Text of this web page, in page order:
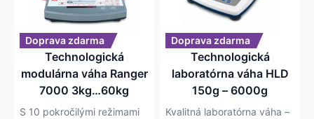
Doprava zdarma
Technologická
modulárna váha Ranger
7000 3kg…60kg
S 10 pokročilými režimami
Možnosti
môžete
vybrať
stránke
produktu.
Doprava zdarma
Technologická
laboratórna váha HLD
150g – 6000g
Kvalitná laboratórna váha –
Možnosti
môžete
vybrať
na
stránke
produktu.